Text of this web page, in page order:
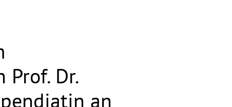
Dr.
an